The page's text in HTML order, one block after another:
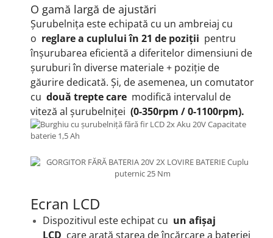
O gamă largă de ajustări
Șurubelnița este echipată cu un ambreiaj cu
o reglare a cuplului în 21 de poziții pentru
înșurubarea eficientă a diferitelor dimensiuni de
șuruburi în diverse materiale + poziție de
găurire dedicată. Și, de asemenea, un comutator
cu două trepte care modifică intervalul de
viteză al șurubelniței (0-350rpm / 0-1100rpm).
Ecran LCD
Dispozitivul este echipat cu un afișaj
LCD care arată starea de încărcare a bateriei